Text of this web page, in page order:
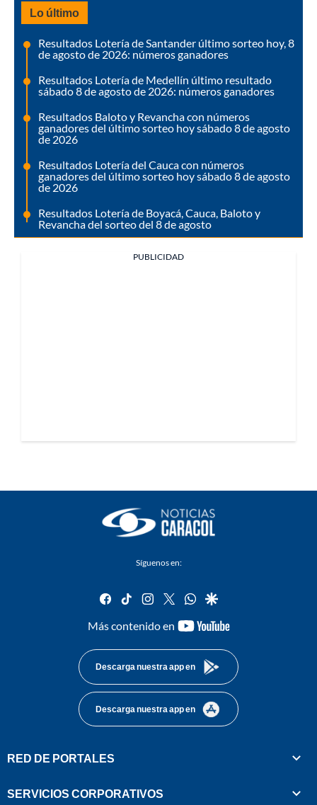
Lo último
Resultados Lotería de Santander último sorteo hoy, 8
de agosto de 2026: números ganadores
Resultados Lotería de Medellín último resultado
sábado 8 de agosto de 2026: números ganadores
Resultados Baloto y Revancha con números
ganadores del último sorteo hoy sábado 8 de agosto
de 2026
Resultados Lotería del Cauca con números
ganadores del último sorteo hoy sábado 8 de agosto
de 2026
Resultados Lotería de Boyacá, Cauca, Baloto y
Revancha del sorteo del 8 de agosto
PUBLICIDAD
Síguenos en:
facebook
tiktok instagram
twitterwhatsapp
google
Más contenido en
youtube-
Descarga nuestra app en
Descarga nuestra app en
RED DE PORTALES
SERVICIOS CORPORATIVOS